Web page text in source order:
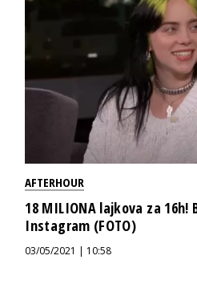
AFTERHOUR
18 MILIONA lajkova za 16h!
Instagram (FOTO)
03/05/2021 | 10:58